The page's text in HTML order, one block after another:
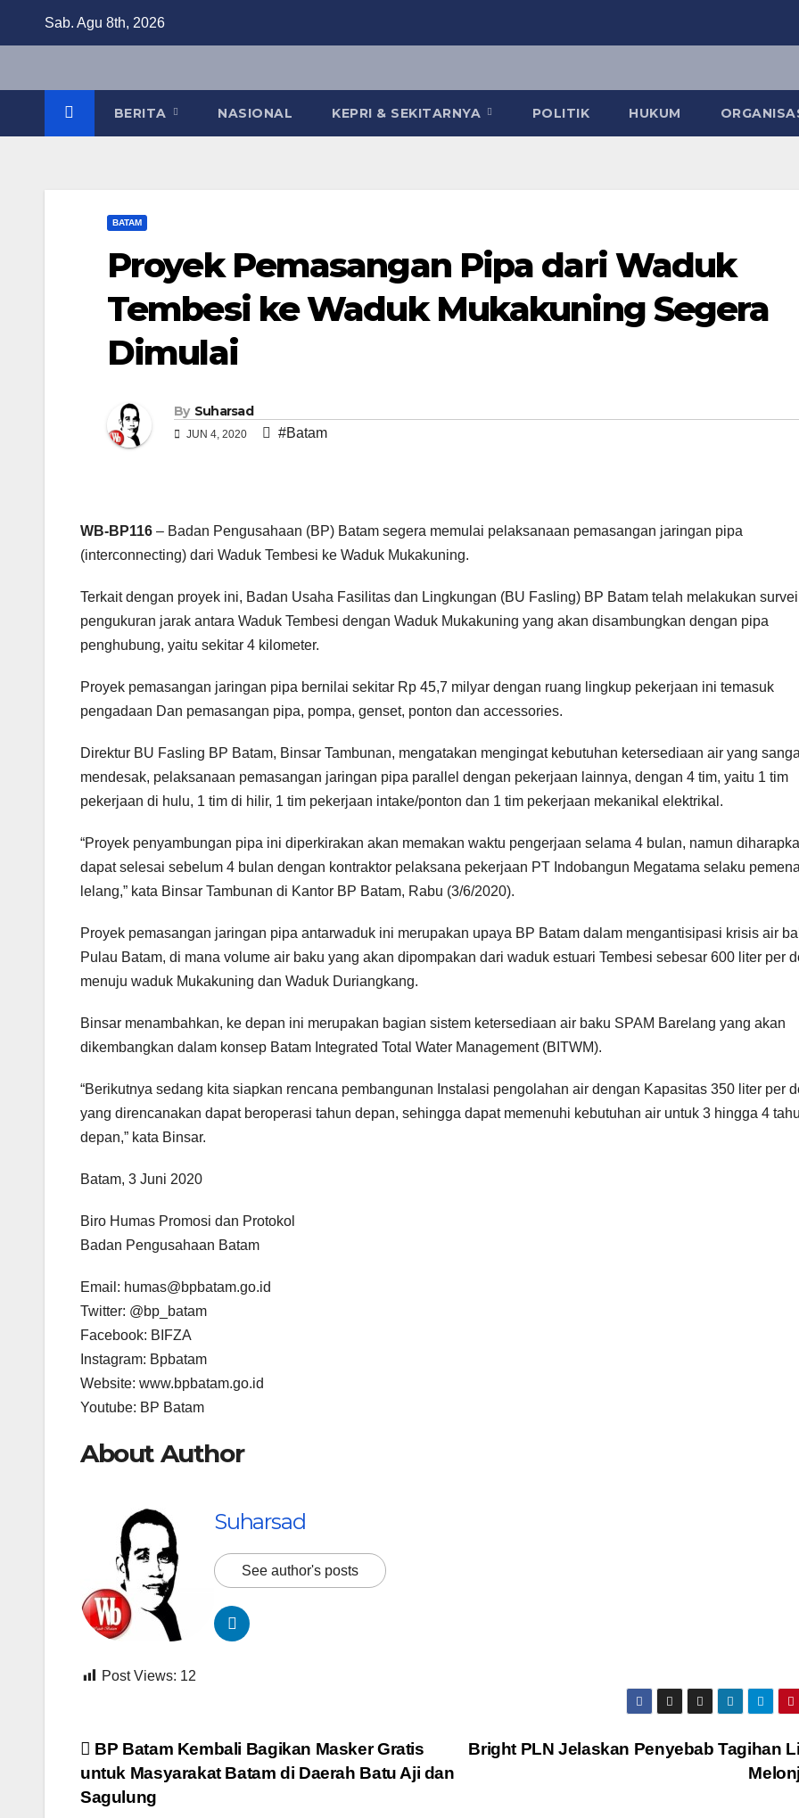
Sab. Agu 8th, 2026
BERITA NASIONAL KEPRI & SEKITARNYA POLITIK HUKUM
BATAM
Proyek Pemasangan Pipa dari Waduk
Tembesi ke Waduk Mukakuning Segera
Dimulai
By Suharsad
JUN 4, 2020 #Batam
WB-BP116 – Badan Pengusahaan (BP) Batam segera memulai pelaksanaan pemasangan jaringan pipa
(interconnecting) dari Waduk Tembesi ke Waduk Mukakuning.
Terkait dengan proyek ini, Badan Usaha Fasilitas dan Lingkungan (BU Fasling) BP Batam telah melakukan
pengukuran jarak antara Waduk Tembesi dengan Waduk Mukakuning yang akan disambungkan dengan pipa
penghubung, yaitu sekitar 4 kilometer.
Proyek pemasangan jaringan pipa bernilai sekitar Rp 45,7 milyar dengan ruang lingkup pekerjaan ini temasuk
pengadaan Dan pemasangan pipa, pompa, genset, ponton dan accessories.
Direktur BU Fasling BP Batam, Binsar Tambunan, mengatakan mengingat kebutuhan ketersediaan air yang
mendesak, pelaksanaan pemasangan jaringan pipa parallel dengan pekerjaan lainnya, dengan 4 tim, yaitu 1 tim
pekerjaan di hulu, 1 tim di hilir, 1 tim pekerjaan intake/ponton dan 1 tim pekerjaan mekanikal elektrikal.
“Proyek penyambungan pipa ini diperkirakan akan memakan waktu pengerjaan selama 4 bulan, namun
dapat selesai sebelum 4 bulan dengan kontraktor pelaksana pekerjaan PT Indobangun Megatama selaku
lelang,” kata Binsar Tambunan di Kantor BP Batam, Rabu (3/6/2020).
Proyek pemasangan jaringan pipa antarwaduk ini merupakan upaya BP Batam dalam mengantisipasi krisis air
Pulau Batam, di mana volume air baku yang akan dipompakan dari waduk estuari Tembesi sebesar 600 liter per
menuju waduk Mukakuning dan Waduk Duriangkang.
Binsar menambahkan, ke depan ini merupakan bagian sistem ketersediaan air baku SPAM Barelang yang akan
dikembangkan dalam konsep Batam Integrated Total Water Management (BITWM).
“Berikutnya sedang kita siapkan rencana pembangunan Instalasi pengolahan air dengan Kapasitas 350 liter per
yang direncanakan dapat beroperasi tahun depan, sehingga dapat memenuhi kebutuhan air untuk 3 hingga 4
depan,” kata Binsar.
Batam, 3 Juni 2020
Biro Humas Promosi dan Protokol
Badan Pengusahaan Batam
Email: humas@bpbatam.go.id
Twitter: @bp_batam
Facebook: BIFZA
Instagram: Bpbatam
Website: www.bpbatam.go.id
Youtube: BP Batam
About Author
Suharsad
See author's posts
Post Views: 12
Navigasi
pos
Bright PLN Jelaskan Penyebab Tagihan
BP Batam Kembali Bagikan Masker Gratis
untuk Masyarakat Batam di Daerah Batu Aji dan
Sagulung